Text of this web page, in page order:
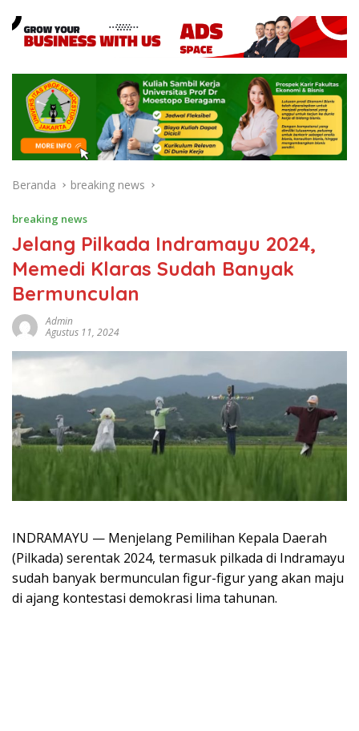
Beranda breaking news
breaking news
Jelang Pilkada Indramayu 2024,
Memedi Klaras Sudah Banyak
Bermunculan
Admin
Agustus 11, 2024
INDRAMAYU — Menjelang Pemilihan Kepala Daerah
(Pilkada) serentak 2024, termasuk pilkada di Indramayu
sudah banyak bermunculan figur-figur yang akan maju
di ajang kontestasi demokrasi lima tahunan.